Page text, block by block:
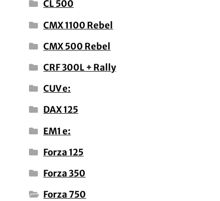
CL 500
CMX 1100 Rebel
CMX 500 Rebel
CRF 300L + Rally
CUV e:
DAX 125
EM1 e:
Forza 125
Forza 350
Forza 750